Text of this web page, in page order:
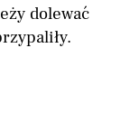
dolewać